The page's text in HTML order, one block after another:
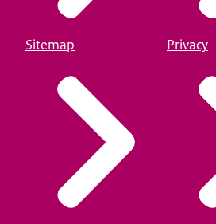
Sitemap Privacy